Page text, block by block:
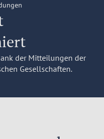
der Mitteilungen der
Gesellschaften.